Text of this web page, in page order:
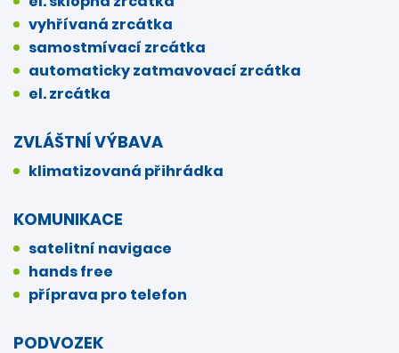
vyhřívaná zrcátka
samostmívací zrcátka
automaticky zatmavovací zrcátka
el. zrcátka
ZVLÁŠTNÍ VÝBAVA
klimatizovaná přihrádka
KOMUNIKACE
satelitní navigace
hands free
příprava pro telefon
PODVOZEK